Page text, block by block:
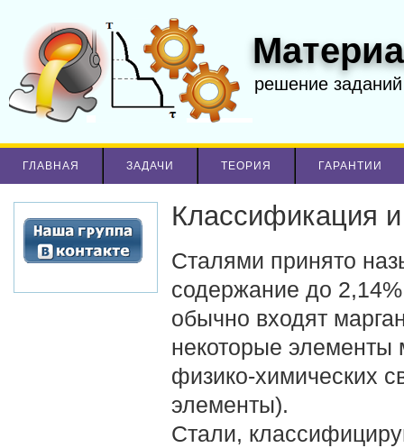
решение
ГЛАВНАЯ ЗАДАЧИ ТЕОРИЯ ГАРАНТИИ
Классификация
Сталями принято
содержание до
обычно входят
некоторые элементы
физико-химических
элементы).
Стали,